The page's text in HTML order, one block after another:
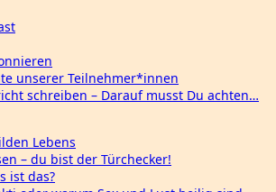
unserer Teilnehmer*innen
schreiben – Darauf musst Du achten…
Lebens
– du bist der Türchecker!
ist das?